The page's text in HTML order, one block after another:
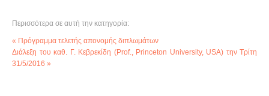
Περισσότερα σε αυτή την κατηγορία:
« Πρόγραμμα τελετής απονομής διπλωμάτων
Διάλεξη του καθ. Γ. Κεβρεκίδη (Prof., Princeton University, USA) την Τρίτη
31/5/2016 »